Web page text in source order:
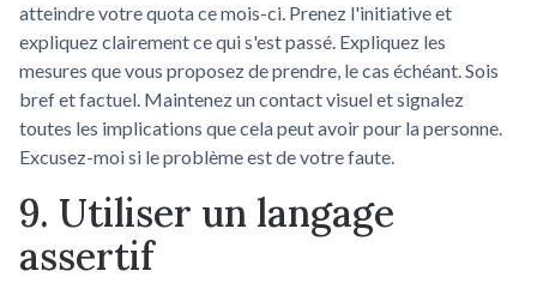
atteindre votre quota ce mois-ci. Prenez l'initiative et
expliquez clairement ce qui s'est passé. Expliquez les
mesures que vous proposez de prendre, le cas échéant. Sois
bref et factuel. Maintenez un contact visuel et signalez
toutes les implications que cela peut avoir pour la personne.
Excusez-moi si le problème est de votre faute.
9. Utiliser un langage
assertif